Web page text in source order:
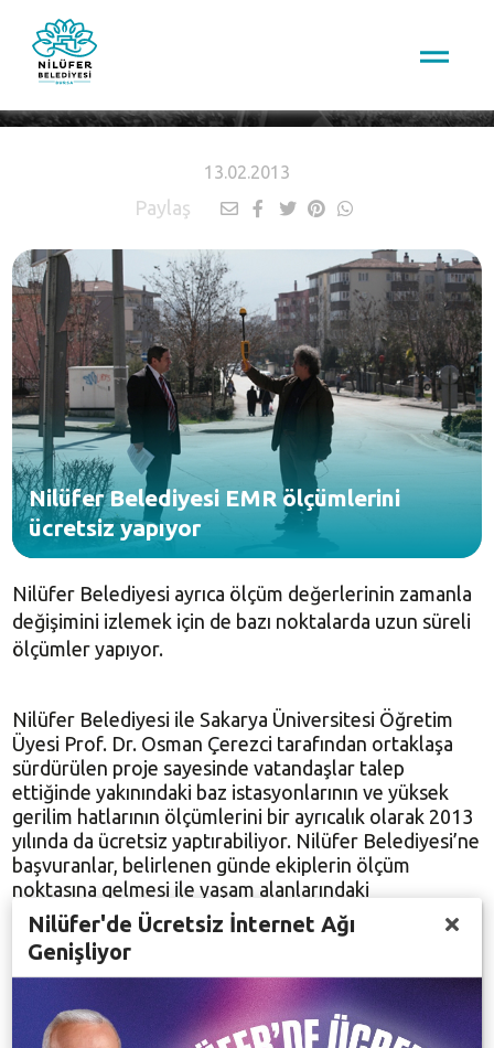
13.02.2013
Paylaş
Nilüfer Belediyesi EMR ölçümlerini
ücretsiz yapıyor
Nilüfer Belediyesi ayrıca ölçüm değerlerinin zamanla
değişimini izlemek için de bazı noktalarda uzun süreli
ölçümler yapıyor.
Nilüfer Belediyesi ile Sakarya Üniversitesi Öğretim
Üyesi Prof. Dr. Osman Çerezci tarafından ortaklaşa
sürdürülen proje sayesinde vatandaşlar talep
ettiğinde yakınındaki baz istasyonlarının ve yüksek
gerilim hatlarının ölçümlerini bir ayrıcalık olarak 2013
yılında da ücretsiz yaptırabiliyor. Nilüfer Belediyesi’ne
başvuranlar, belirlenen günde ekiplerin ölçüm
noktasına gelmesi ile yaşam alanlarındaki
elektromanyetik kirlilik hakkında bilgi sahibi olabiliyor.
Diğer il ve ilçelerde herhangi bir baz istasyonu
ölçümünün yapılmasını isteyenler ise Bilgi
Teknolojileri ve iletişim Kurumu tarafından
belirlenen, 732 TL’ye kadar çıkabilen ölçüm bedelini
ödemek durumunda kalıyor.
Nilüfer'de Ücretsiz İnternet Ağı
Genişliyor